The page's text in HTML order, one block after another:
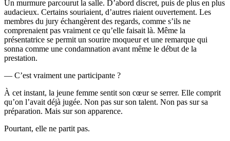
Un murmure parcourut la salle. D’abord discret, puis de plus en plus
audacieux. Certains souriaient, d’autres riaient ouvertement. Les
membres du jury échangèrent des regards, comme s’ils ne
comprenaient pas vraiment ce qu’elle faisait là. Même la
présentatrice se permit un sourire moqueur et une remarque qui
sonna comme une condamnation avant même le début de la
prestation.
— C’est vraiment une participante ?
À cet instant, la jeune femme sentit son cœur se serrer. Elle comprit
qu’on l’avait déjà jugée. Non pas sur son talent. Non pas sur sa
préparation. Mais sur son apparence.
Pourtant, elle ne partit pas.